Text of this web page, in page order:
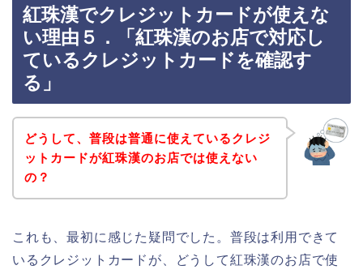
紅珠漢でクレジットカードが使えな
い理由５．「紅珠漢のお店で対応し
ているクレジットカードを確認す
る」
どうして、普段は普通に使えているクレジ
ットカードが紅珠漢のお店では使えない
の？
これも、最初に感じた疑問でした。普段は利用できて
いるクレジットカードが、どうして紅珠漢のお店で使